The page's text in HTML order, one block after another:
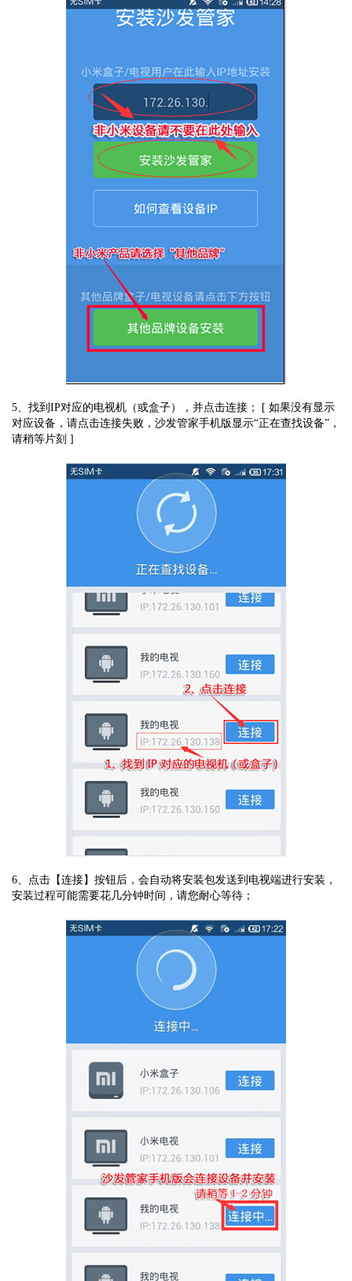
5、找到IP对应的电视机（或盒子），并点击连接； [ 如果没有显示
对应设备，请点击连接失败，沙发管家手机版显示“正在查找设备”，
请稍等片刻 ]
6、点击【连接】按钮后，会自动将安装包发送到电视端进行安装，
安装过程可能需要花几分钟时间，请您耐心等待；